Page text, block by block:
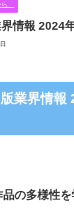
ら
情報 2024
業界情報
の多様性